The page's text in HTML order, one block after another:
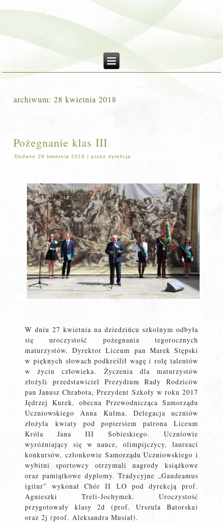
archiwum:28 kwietnia 2018
Pożegnanie klas III
Dodane 28 kwietnia 2018 |przez dyrekcja
W dniu 27 kwietnia na dziedzińcu szkolnym odbyła
się uroczystość pożegnania tegorocznych
maturzystów. Dyrektor Liceum pan Marek Stępski
w pięknych słowach podkreślił wagę i rolę talentów
w życiu człowieka. Życzenia dla maturzystów
złożyli przedstawiciel Prezydium Rady Rodziców
pan Janusz Chrabota, Prezydent Szkoły w roku 2017
Jędrzej Kurek, obecna Przewodnicząca Samorządu
Uczniowskiego Anna Kulma. Delegacja uczniów
złożyła kwiaty pod popiersiem patrona Liceum
Króla Jana III Sobieskiego. Uczniowie
wyróżniający się w nauce, olimpijczycy, laureaci
konkursów, członkowie Samorządu Uczniowskiego i
wybitni sportowcy otrzymali nagrody książkowe
oraz pamiątkowe dyplomy. Tradycyjne „Gaudeamus
igitur” wykonał Chór II LO pod dyrekcją prof.
Agnieszki Treli-Jochymek. Uroczystość
przygotowały klasy 2d (prof. Urszula Batorska)
oraz 2j (prof. Aleksandra Musiał).